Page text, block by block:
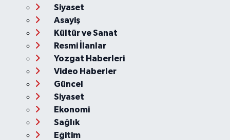
Siyaset
Asayiş
Kültür ve Sanat
Resmi İlanlar
Yozgat Haberleri
Video Haberler
Güncel
Siyaset
Ekonomi
Sağlık
Eğitim